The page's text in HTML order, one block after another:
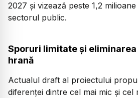
2027 și vizează peste 1,2
sectorul public.
Sporuri limitate și
hrană
Actualul draft al proiectului
diferenței dintre cel mai mic și cel